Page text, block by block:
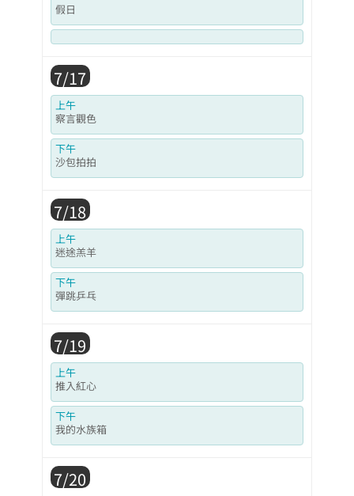
假日
7/17
上午
察言觀色
下午
沙包拍拍
7/18
上午
迷途羔羊
下午
彈跳乒乓
7/19
上午
推入紅心
下午
我的水族箱
7/20